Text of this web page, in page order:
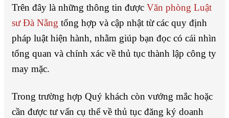
Trên đây là những thông tin được Văn phòng Luật
sư Đà Nẵng tổng hợp và cập nhật từ các quy định
pháp luật hiện hành, nhằm giúp bạn đọc có cái nhìn
tổng quan và chính xác về thủ tục thành lập công ty
may mặc.
Trong trường hợp Quý khách còn vướng mắc hoặc
cần được tư vấn cụ thể về thủ tục đăng ký doanh